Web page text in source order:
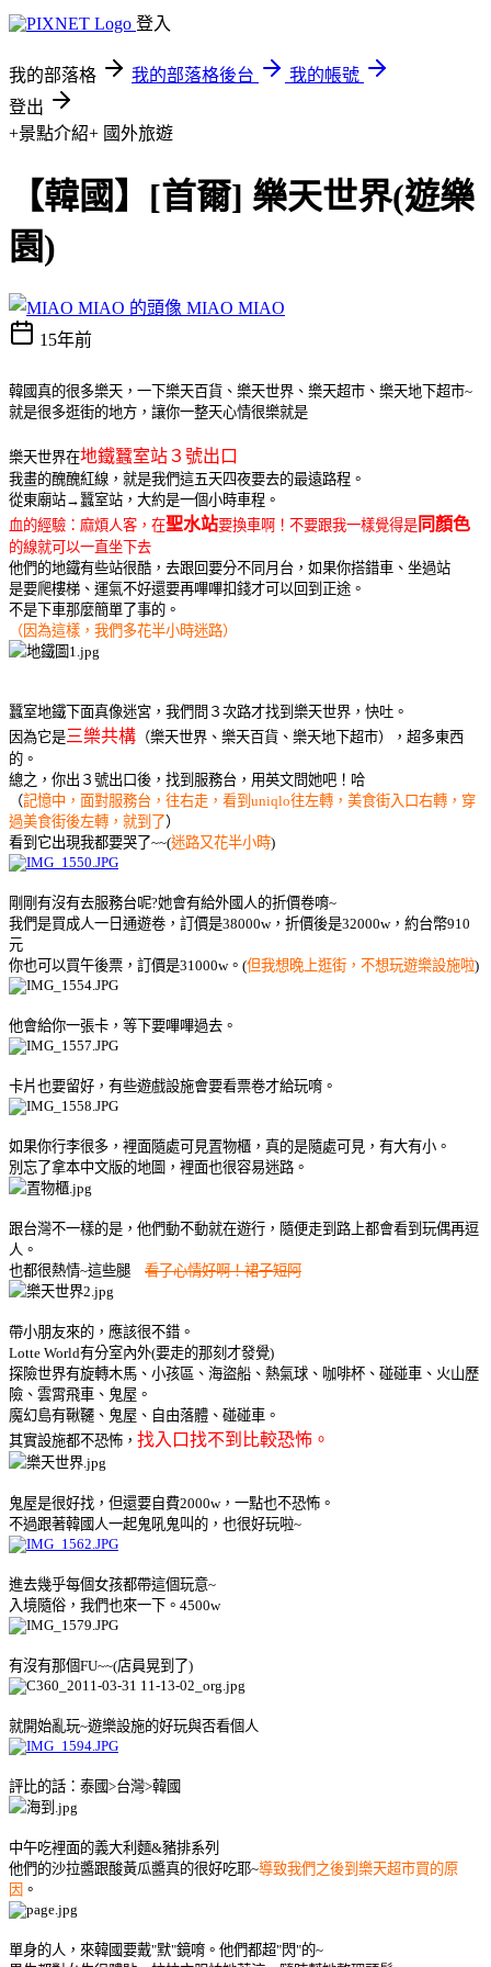
登入
我的部落格 我的部落格後台
我的帳號
登出
+景點介紹+ 國外旅遊
【韓國】[首爾] 樂天世界(遊樂
園)
MIAO MIAO
15年前
韓國真的很多樂天，一下樂天百貨、樂天世界、樂天超市、樂天地下超市~
就是很多逛街的地方，讓你一整天心情很樂就是
樂天世界在地鐵蠶室站３號出口
我畫的醜醜紅線，就是我們這五天四夜要去的最遠路程。
從東廟站→蠶室站，大約是一個小時車程。
血的經驗：麻煩人客，在聖水站要換車啊！不要跟我一樣覺得是 同顏色
的線就可以一直坐下去
他們的地鐵有些站很酷，去跟回要分不同月台，如果你搭錯車、坐過站
是要爬樓梯、運氣不好還要再嗶嗶扣錢才可以回到正途。
不是下車那麼簡單了事的。
（因為這樣，我們多花半小時迷路）
蠶室地鐵下面真像迷宮，我們問３次路才找到樂天世界，快吐。
因為它是三樂共構 （樂天世界、樂天百貨、樂天地下超市），超多東西
的。
總之，你出３號出口後，找到服務台，用英文問她吧！哈
（記憶中，面對服務台，往右走，看到uniqlo往左轉，美食街入口右轉，穿
過美食街後左轉，就到了）
看到它出現我都要哭了~~(迷路又花半小時)
剛剛有沒有去服務台呢?她會有給外國人的折價卷唷~
我們是買成人一日通遊卷，訂價是38000w，折價後是32000w，約台幣910
元
你也可以買午後票，訂價是31000w。(但我想晚上逛街，不想玩遊樂設施啦)
他會給你一張卡，等下要嗶嗶過去。
卡片也要留好，有些遊戲設施會要看票卷才給玩唷。
如果你行李很多，裡面隨處可見置物櫃，真的是隨處可見，有大有小。
別忘了拿本中文版的地圖，裡面也很容易迷路。
跟台灣不一樣的是，他們動不動就在遊行，隨便走到路上都會看到玩偶再逗
人。
也都很熱情~這些腿 看了心情好啊！裙子短阿
帶小朋友來的，應該很不錯。
Lotte World有分室內外(要走的那刻才發覺)
探險世界有旋轉木馬、小孩區、海盜船、熱氣球、咖啡杯、碰碰車、火山歷
險、雲霄飛車、鬼屋。
魔幻島有鞦韆、鬼屋、自由落體、碰碰車。
其實設施都不恐怖， 找入口找不到比較恐怖。
鬼屋是很好找，但還要自費2000w，一點也不恐怖。
不過跟著韓國人一起鬼吼鬼叫的，也很好玩啦~
進去幾乎每個女孩都帶這個玩意~
入境隨俗，我們也來一下。4500w
有沒有那個FU~~(店員晃到了)
就開始亂玩~遊樂設施的好玩與否看個人
評比的話：泰國>台灣>韓國
中午吃裡面的義大利麵&豬排系列
他們的沙拉醬跟酸黃瓜醬真的很好吃耶~導致我們之後到樂天超市買的原
因 。
單身的人，來韓國要戴"默"鏡唷。他們都超"閃"的~